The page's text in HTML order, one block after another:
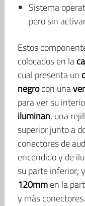
Sistema
pero sin
Estos
colocados en la
cual presenta un
negrocon una
para ver su
iluminan, una
superior junto a
conectores de
encendido y de
su parte inferior;
120mmen la
y más conectores.